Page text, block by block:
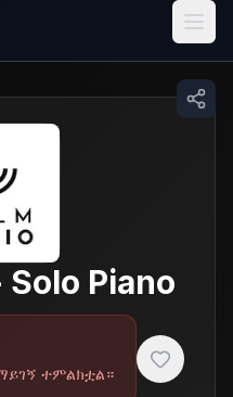
Solo Piano
ተምልክቷል።